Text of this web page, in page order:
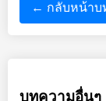
← กลับหน้าบ
บทความอื่นๆ